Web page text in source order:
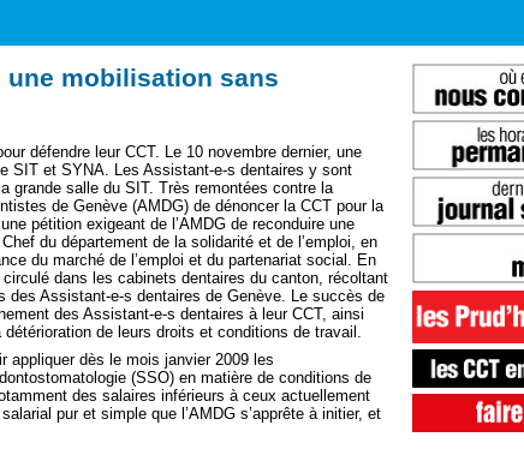
mobilisation sans
défendre leur CCT. Le 10 novembre dernier, une
SIT et SYNA. Les Assistant-e-s dentaires y sont
grande salle du SIT. Très remontées contre la
de Genève (AMDG) de dénoncer la CCT pour la
pétition exigeant de l’AMDG de reconduire une
du département de la solidarité et de l’emploi, en
du marché de l’emploi et du partenariat social. En
dans les cabinets dentaires du canton, récoltant
Assistant-e-s dentaires de Genève. Le succès de
des Assistant-e-s dentaires à leur CCT, ainsi
de leurs droits et conditions de travail.
appliquer dès le mois janvier 2009 les
(SSO) en matière de conditions de
des salaires inférieurs à ceux actuellement
pur et simple que l’AMDG s’apprête à initier, et